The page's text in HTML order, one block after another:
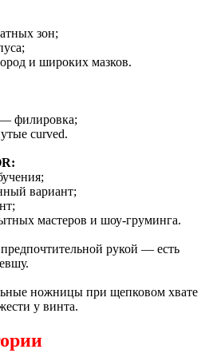
зон;
и широких мазков.
— филировка;
curved.
вариант;
мастеров и шоу-груминга.
предпочтительной рукой — есть
ножницы при щепковом хвате
у винта.